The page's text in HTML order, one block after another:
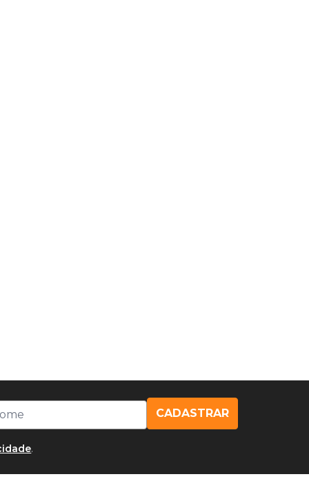
CADASTRAR
.